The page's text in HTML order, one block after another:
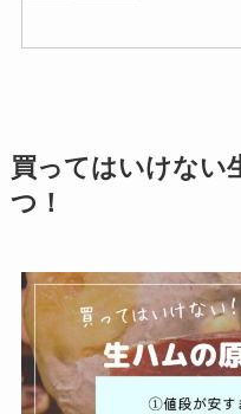
買っては
なメーカ
び方・無
買ってはいけない
つ！